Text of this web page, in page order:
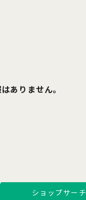
ありません。
ショップサーチ